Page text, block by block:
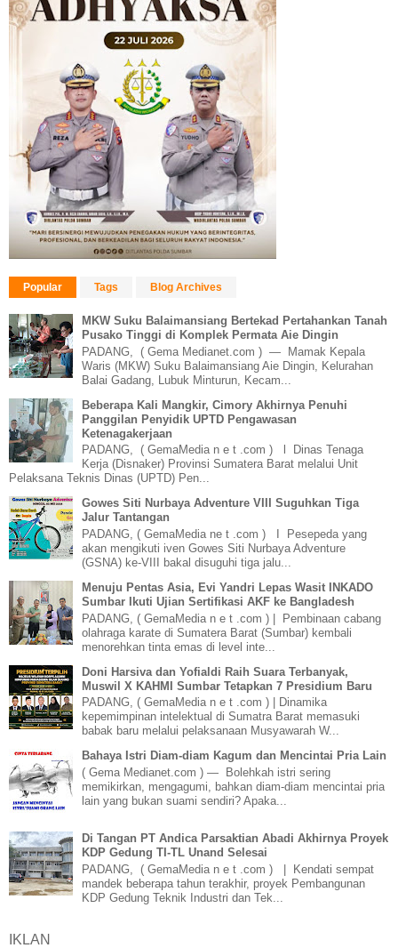
Popular Tags Blog Archives
MKW Suku Balaimansiang Bertekad Pertahankan Tanah
Pusako Tinggi di Komplek Permata Aie Dingin
PADANG, ( Gema Medianet.com ) — Mamak Kepala
Waris (MKW) Suku Balaimansiang Aie Dingin, Kelurahan
Balai Gadang, Lubuk Minturun, Kecam...
Beberapa Kali Mangkir, Cimory Akhirnya Penuhi
Panggilan Penyidik UPTD Pengawasan
Ketenagakerjaan
PADANG, ( GemaMedia n e t .com ) l Dinas Tenaga
Kerja (Disnaker) Provinsi Sumatera Barat melalui Unit
Pelaksana Teknis Dinas (UPTD) Pen...
Gowes Siti Nurbaya Adventure VIII Suguhkan Tiga
Jalur Tantangan
PADANG, ( GemaMedia ne t .com ) I Pesepeda yang
akan mengikuti iven Gowes Siti Nurbaya Adventure
(GSNA) ke-VIII bakal disuguhi tiga jalu...
Menuju Pentas Asia, Evi Yandri Lepas Wasit INKADO
Sumbar Ikuti Ujian Sertifikasi AKF ke Bangladesh
PADANG, ( GemaMedia n e t .com ) | Pembinaan cabang
olahraga karate di Sumatera Barat (Sumbar) kembali
menorehkan tinta emas di level inte...
Doni Harsiva dan Yofialdi Raih Suara Terbanyak,
Muswil X KAHMI Sumbar Tetapkan 7 Presidium Baru
PADANG, ( GemaMedia n e t .com ) | Dinamika
kepemimpinan intelektual di Sumatra Barat memasuki
babak baru melalui pelaksanaan Musyawarah W...
Bahaya Istri Diam-diam Kagum dan Mencintai Pria Lain
( Gema Medianet.com ) — Bolehkah istri sering
memikirkan, mengagumi, bahkan diam-diam mencintai pria
lain yang bukan suami sendiri? Apaka...
Di Tangan PT Andica Parsaktian Abadi Akhirnya Proyek
KDP Gedung TI-TL Unand Selesai
PADANG, ( GemaMedia n e t .com ) | Kendati sempat
mandek beberapa tahun terakhir, proyek Pembangunan
KDP Gedung Teknik Industri dan Tek...
IKLAN